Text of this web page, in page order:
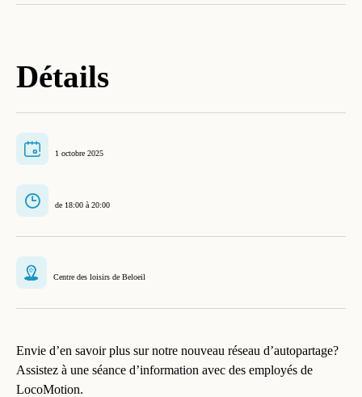
Détails
1 octobre 2025
de 18:00 à 20:00
Centre des loisirs de Beloeil
Envie d’en savoir plus sur notre nouveau réseau d’autopartage?
Assistez à une séance d’information avec des employés de
LocoMotion.